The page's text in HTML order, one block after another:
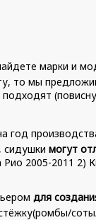
марки и
то мы
год
могут
Рио 2005-2011
для